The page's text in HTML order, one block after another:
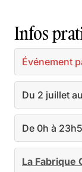
Infos
Événement
Du 2 juillet
De 0h à
La Fabrique